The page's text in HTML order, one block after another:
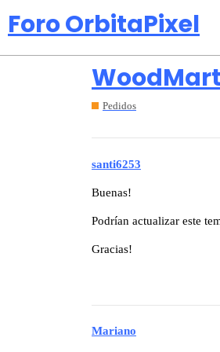
Foro OrbitaPixel
Pedidos
santi6253
Buenas!
Podrían actualizar este
Gracias!
Mariano